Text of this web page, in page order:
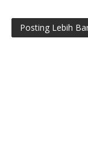
Posting Lebih